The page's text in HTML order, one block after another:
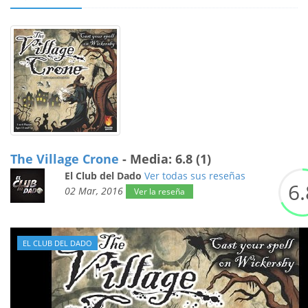
The Village Crone - Media: 6.8 (1)
El Club del Dado Ver todas sus reseñas
02 Mar, 2016
Ver la reseña 6.
EL CLUB DEL DADO